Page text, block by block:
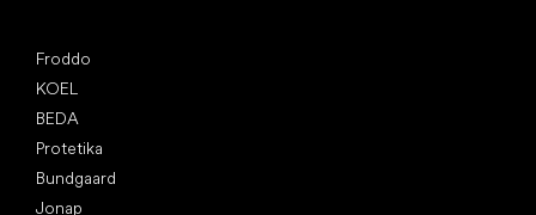
Froddo
KOEL
BEDA
Protetika
Bundgaard
Jonap